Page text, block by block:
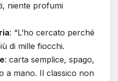
niente profumi
: “L’ho cercato perché
di mille fiocchi.
: carta semplice, spago,
a mano. Il classico non